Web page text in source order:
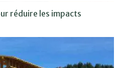
réduire les impacts